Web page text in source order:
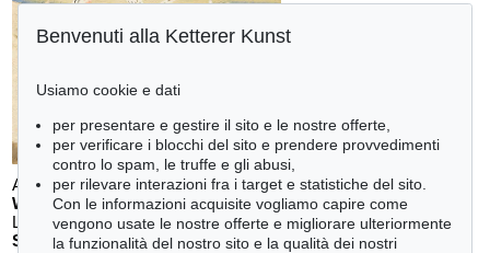
Auction 611 - Lot 123000200
WILLI BAUMEISTER
Landschaft mit rotem Bogen (Sommerfest) , 1948
Stima:€ 70,000
Benvenuti alla Ketterer Kunst
Usiamo cookie e dati
per presentare e gestire il sito e le nostre offerte,
per verificare i blocchi del sito e prendere provvedimenti
contro lo spam, le truffe e gli abusi,
per rilevare interazioni fra i target e statistiche del sito.
Con le informazioni acquisite vogliamo capire come
vengono usate le nostre offerte e migliorare ulteriormente
la funzionalità del nostro sito e la qualità dei nostri